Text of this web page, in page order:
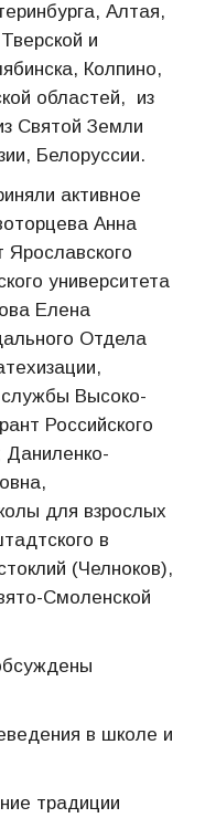
Алтая,
и
Колпино,
областей, из
Святой Земли
Белоруссии.
активное
Анна
университета
Елена
Отдела
службы Высоко-
Российского
Даниленко-
для взрослых
в
(Челноков),
Смоленской
в школе и
традиции